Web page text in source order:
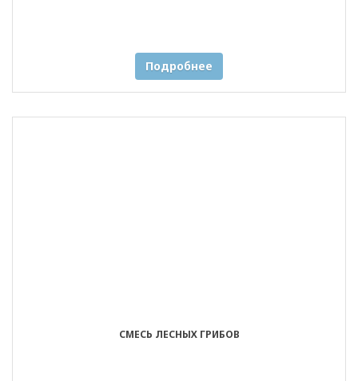
Подробнее
СМЕСЬ ЛЕСНЫХ ГРИБОВ